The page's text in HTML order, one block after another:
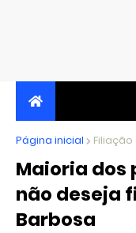
JORNALISMO
CRÍTICO
Página inicial Filiação
Maioria
não deseja
Barbosa